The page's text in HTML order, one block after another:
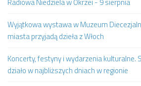
Wyjątkowa wystawa w Muzeum
miasta przyjadą dzieła z Włoch
Koncerty, festyny i wydarzenia kulturalne.
działo w najbliższych dniach w regionie